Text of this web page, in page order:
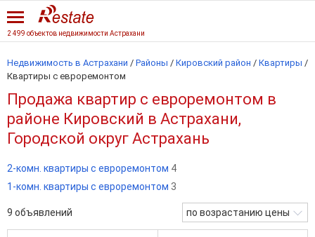
2 499 объектов недвижимости Астрахани
Недвижимость в Астрахани / Районы / Кировский район / Квартиры /
Квартиры с евроремонтом
Продажа квартир с евроремонтом в
районе Кировский в Астрахани,
Городской округ Астрахань
2-комн. квартиры с евроремонтом 4
1-комн. квартиры с евроремонтом 3
9 объявлений по возрастанию цены